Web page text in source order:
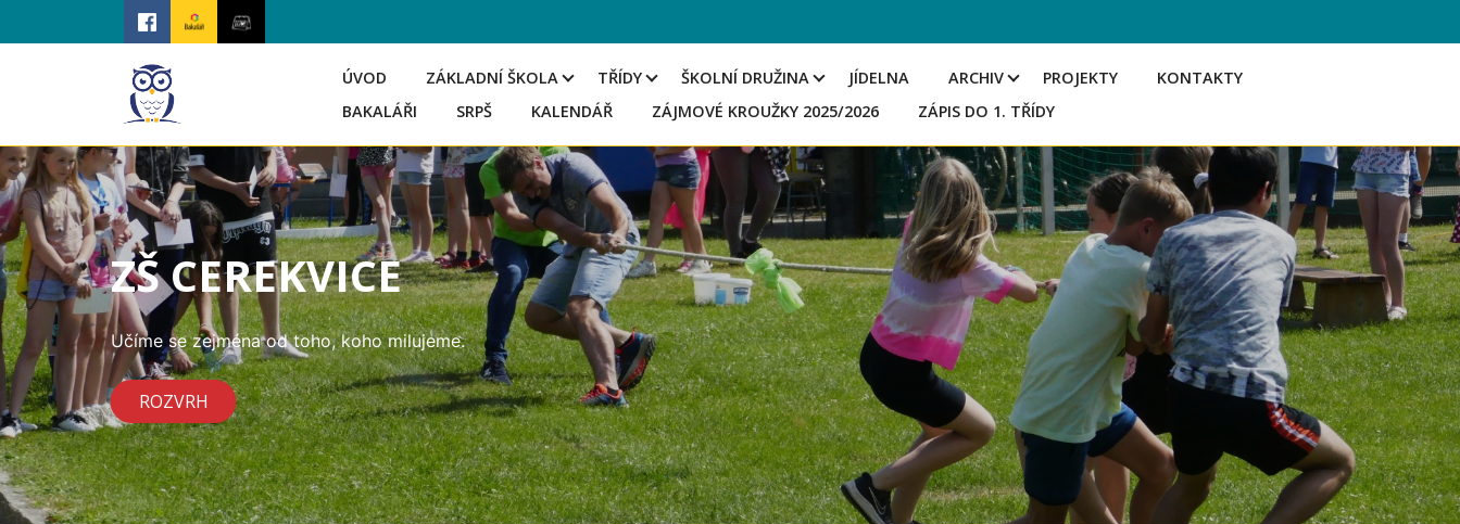
ÚVOD ZÁKLADNÍ ŠKOLA TŘÍDY ŠKOLNÍ DRUŽINA JÍDELNA ARCHIV PROJEKTY
KONTAKTY
BAKALÁŘI
SRPŠ KALENDÁŘ ZÁJMOVÉ KROUŽKY 2025/2026 ZÁPIS DO 1. TŘÍDY
ZŠ CEREKVICE
Učíme se zejména od toho, koho milujeme.
ROZVRH